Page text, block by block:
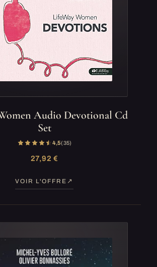
Audio Devotional Cd
Set
4,5(35)
27,92 €
VOIR L'OFFRE